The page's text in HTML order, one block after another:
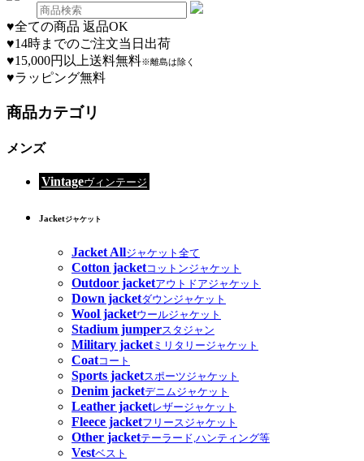
♥全ての商品 返品OK
♥14時までのご注文当日出荷
♥15,000円以上送料無料※離島は除く
♥ラッピング無料
商品カテゴリ
メンズ
Vintageヴィンテージ
Jacketジャケット
Jacket Allジャケット全て
Cotton jacketコットンジャケット
Outdoor jacketアウトドアジャケット
Down jacketダウンジャケット
Wool jacketウールジャケット
Stadium jumperスタジャン
Military jacketミリタリージャケット
Coatコート
Sports jacketスポーツジャケット
Denim jacketデニムジャケット
Leather jacketレザージャケット
Fleece jacketフリースジャケット
Other jacketテーラード,ハンティング等
Vestベスト